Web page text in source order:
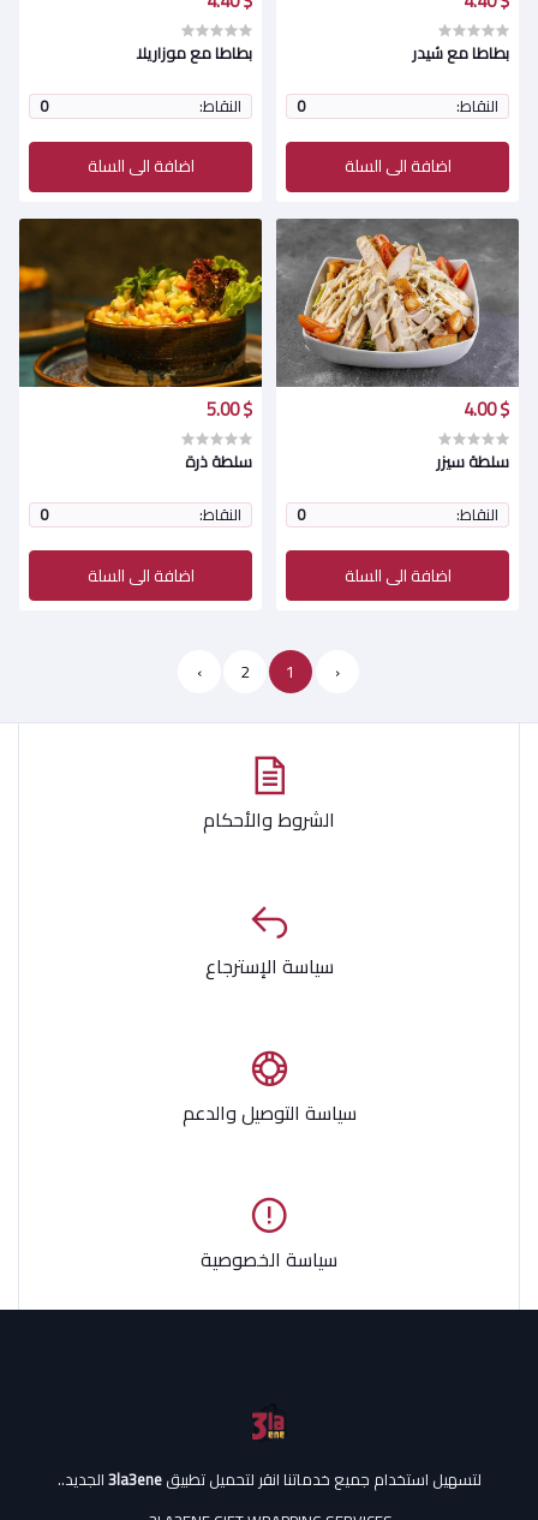
بطاطا مع شيدر
النقاط:
0
اضافة الى السلة
بطاطا مع موزاريلا
النقاط:
0
اضافة الى السلة
$ 4.00
سلطة سيزر
النقاط:
0
اضافة الى السلة
$ 5.00
سلطة ذرة
النقاط:
0
اضافة الى السلة
‹
1
2
›
الشروط والأحكام
سياسة الإسترجاع
سياسة التوصيل والدعم
سياسة الخصوصية
لتسهيل استخدام جميع خدماتنا انقر لتحميل تطبيق3la3eneالجديد..